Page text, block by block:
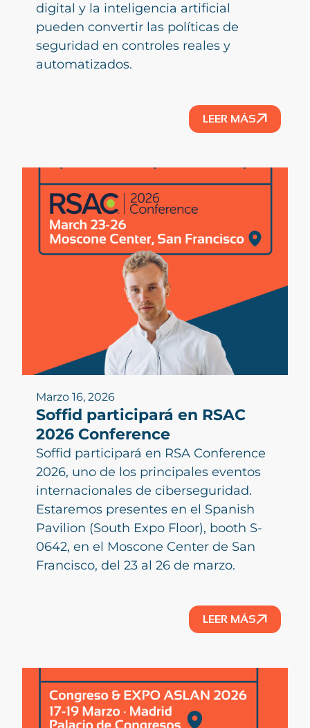
digital y la inteligencia artificial
pueden convertir las políticas de
seguridad en controles reales y
automatizados.
LEER MÁS
Marzo 16, 2026
Soffid participará en RSAC
2026 Conference
Soffid participará en RSA Conference
2026, uno de los principales eventos
internacionales de ciberseguridad.
Estaremos presentes en el Spanish
Pavilion (South Expo Floor), booth S-
0642, en el Moscone Center de San
Francisco, del 23 al 26 de marzo.
LEER MÁS